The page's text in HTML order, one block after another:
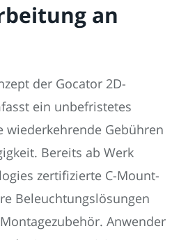
an
der Gocator 2D-
ein unbefristetes
wiederkehrende Gebühren
Bereits ab Werk
zertifizierte C-Mount-
Beleuchtungslösungen
Anwender